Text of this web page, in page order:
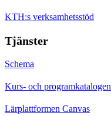
KTH:s verksamhetsstöd
Tjänster
Schema
Kurs- och programkatalogen
Lärplattformen Canvas